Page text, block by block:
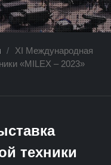
/
ХI Международная
«MILEX – 2023»
техники